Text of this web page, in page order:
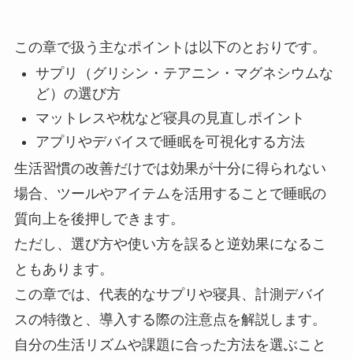
この章で扱う主なポイントは以下のとおりです。
サプリ（グリシン・テアニン・マグネシウムな
ど）の選び方
マットレスや枕など寝具の見直しポイント
アプリやデバイスで睡眠を可視化する方法
生活習慣の改善だけでは効果が十分に得られない
場合、ツールやアイテムを活用することで睡眠の
質向上を後押しできます。
ただし、選び方や使い方を誤ると逆効果になるこ
ともあります。
この章では、代表的なサプリや寝具、計測デバイ
スの特徴と、導入する際の注意点を解説します。
自分の生活リズムや課題に合った方法を選ぶこと